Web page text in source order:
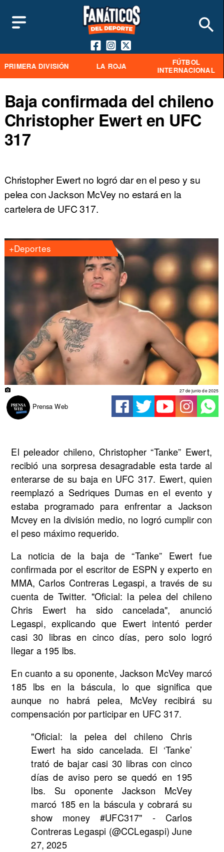
PRIMERA DIVISIÓN LA ROJA
FÚTBOL
INTERNACIONAL
Baja confirmada del chileno
Christopher Ewert en UFC
317
Christopher Ewert no logró dar en el peso y su
pelea con Jackson McVey no estará en la
cartelera de UFC 317.
+Deportes
Prensa Web
27 de junio de 2025
El peleador chileno, Christopher “Tanke” Ewert,
recibió una sorpresa desagradable esta tarde al
enterarse de su baja en UFC 317. Ewert, quien
reemplazó a Sedriques Dumas en el evento y
estaba programado para enfrentar a Jackson
Mcvey en la división medio, no logró cumplir con
el peso máximo requerido.
La noticia de la baja de “Tanke” Ewert fue
confirmada por el escritor de ESPN y experto en
MMA, Carlos Contreras Legaspi, a través de su
cuenta de Twitter. "Oficial: la pelea del chileno
Chris Ewert ha sido cancelada", anunció
Legaspi, explicando que Ewert intentó perder
casi 30 libras en cinco días, pero solo logró
llegar a 195 lbs.
En cuanto a su oponente, Jackson McVey marcó
185 lbs en la báscula, lo que significa que
aunque no habrá pelea, McVey recibirá su
compensación por participar en UFC 317.
"Oficial: la pelea del chileno Chris
Ewert ha sido cancelada. El ‘Tanke’
trató de bajar casi 30 libras con cinco
días de aviso pero se quedó en 195
lbs. Su oponente Jackson McVey
marcó 185 en la báscula y cobrará su
show money #UFC317" - Carlos
Contreras Legaspi (@CCLegaspi) June
27, 2025